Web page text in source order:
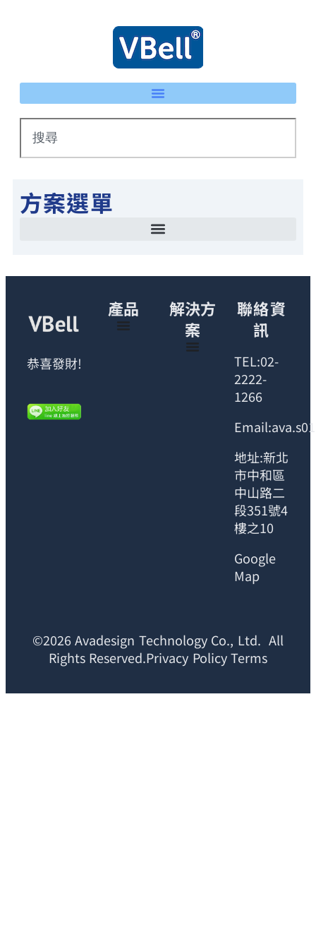
方案選單
恭喜發財!
產品
解決方
案
聯絡資
訊
TEL:02-
2222-
1266
地址:新北
市中和區
中山路二
段351號4
樓之10
Google
Map
©2026 Avadesign Technology Co., Ltd. All
Rights Reserved.Privacy Policy Terms